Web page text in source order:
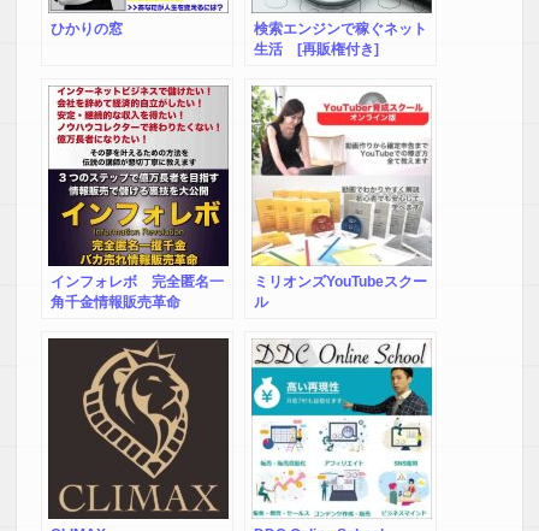
ひかりの窓
検索エンジンで稼ぐネット
生活 [再販権付き]
インフォレボ 完全匿名一
角千金情報販売革命
ミリオンズYouTubeスクー
ル